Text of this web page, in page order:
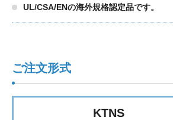
UL/CSA/ENの海外規格認定品です。
ご注文形式
KTNS